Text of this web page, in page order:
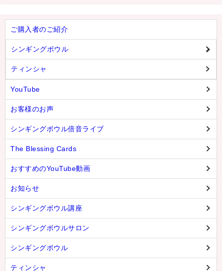
ご購入者のご紹介
シンギングボウル
ティンシャ
YouTube
お客様のお声
シンギングボウル倍音ライブ
The Blessing Cards
おすすめのYouTube動画
お知らせ
シンギングボウル講座
シンギングボウルサロン
シンギングボウル
ティンシャ